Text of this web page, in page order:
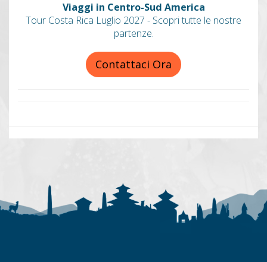
Viaggi in Centro-Sud America
Tour Costa Rica Luglio 2027 - Scopri tutte le nostre
partenze.
Contattaci Ora